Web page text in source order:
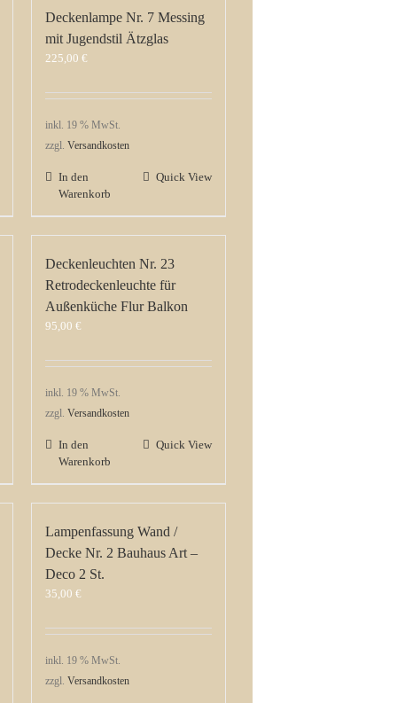
Deckenlampe Nr. 7 Messing
mit Jugendstil Ätzglas
225,00 €
inkl. 19 % MwSt.
zzgl. Versandkosten
In den
Warenkorb
Quick View
Deckenleuchten Nr. 23
Retrodeckenleuchte für
Außenküche Flur Balkon
95,00 €
inkl. 19 % MwSt.
zzgl. Versandkosten
In den
Warenkorb
Quick View
Lampenfassung Wand /
Decke Nr. 2 Bauhaus Art –
Deco 2 St.
35,00 €
inkl. 19 % MwSt.
zzgl. Versandkosten